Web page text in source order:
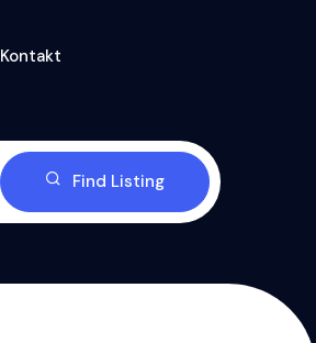
Kontakt
Find Listing